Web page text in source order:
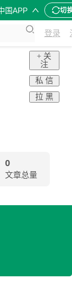
国APP 切
登录
+ 关
注
私 信
拉 黑
0
文章总量